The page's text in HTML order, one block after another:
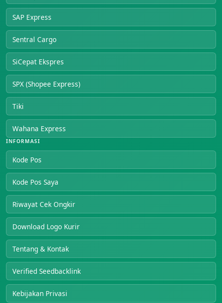
SAP Express
Sentral Cargo
SiCepat Ekspres
SPX (Shopee Express)
Tiki
Wahana Express
INFORMASI
Kode Pos
Kode Pos Saya
Riwayat Cek Ongkir
Download Logo Kurir
Tentang & Kontak
Verified Seedbacklink
Kebijakan Privasi